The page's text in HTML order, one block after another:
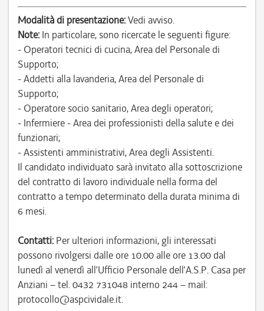
Modalità di presentazione:Vedi avviso.
Note: In particolare, sono ricercate le seguenti figure:
- Operatori tecnici di cucina, Area del Personale di
Supporto;
- Addetti alla lavanderia, Area del Personale di
Supporto;
- Operatore socio sanitario, Area degli operatori;
- Infermiere - Area dei professionisti della salute e dei
funzionari;
- Assistenti amministrativi, Area degli Assistenti.
Il candidato individuato sarà invitato alla sottoscrizione
del contratto di lavoro individuale nella forma del
contratto a tempo determinato della durata minima di
6 mesi.
Contatti: Per ulteriori informazioni, gli interessati
possono rivolgersi dalle ore 10.00 alle ore 13.00 dal
lunedì al venerdì all’Ufficio Personale dell’A.S.P. Casa per
Anziani – tel. 0432 731048 interno 244 – mail:
protocollo@aspcividale.it.